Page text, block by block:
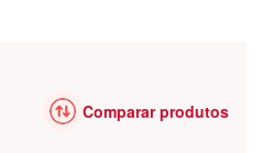
Comparar produtos